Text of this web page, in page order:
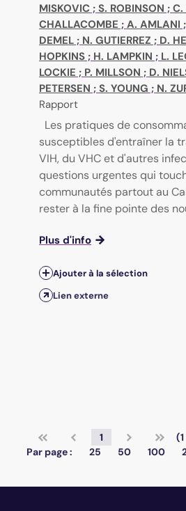
MISKOVIC ; S. ROBINSON ; C.
CHALLACOMBE ; A. AMLANI ;
DEMEL ; N. GUTIERREZ ; D.
HOPKINS ; H. LAMPKIN ; L.
LOCKIE ; P. MILLSON ; D.
PETERSEN ; S. YOUNG ; N.
Rapport
Les pratiques de
susceptibles d'entraîner la
VIH, du VHC et d'autres
questions urgentes qui
communautés partout au
rester à la fine pointe des
Plus d'info
Ajouter à la sélection
Lien externe
1
Par page :
25 50 100